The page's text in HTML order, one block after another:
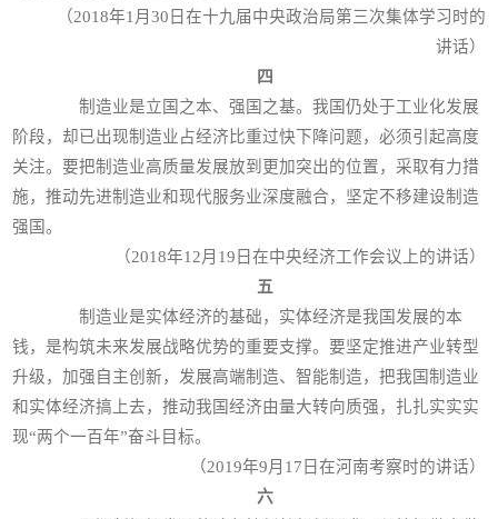
（2018年1月30日在十九届中央政治局第三次集体学习时的
讲话）
四
制造业是立国之本、强国之基。我国仍处于工业化发展
阶段，却已出现制造业占经济比重过快下降问题，必须引起高度
关注。要把制造业高质量发展放到更加突出的位置，采取有力措
施，推动先进制造业和现代服务业深度融合，坚定不移建设制造
强国。
（2018年12月19日在中央经济工作会议上的讲话）
五
制造业是实体经济的基础，实体经济是我国发展的本
钱，是构筑未来发展战略优势的重要支撑。要坚定推进产业转型
升级，加强自主创新，发展高端制造、智能制造，把我国制造业
和实体经济搞上去，推动我国经济由量大转向质强，扎扎实实实
现“两个一百年”奋斗目标。
（2019年9月17日在河南考察时的讲话）
六